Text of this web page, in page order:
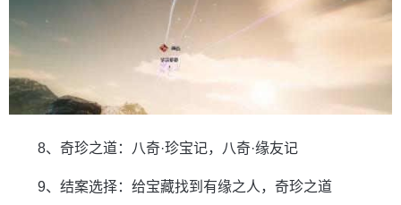
8、奇珍之道：八奇·珍宝记，八奇·缘友记
9、结案选择：给宝藏找到有缘之人，奇珍之道